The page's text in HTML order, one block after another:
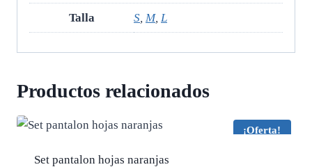
Talla S, M, L
Productos relacionados
¡Oferta!
Set pantalon hojas naranjas